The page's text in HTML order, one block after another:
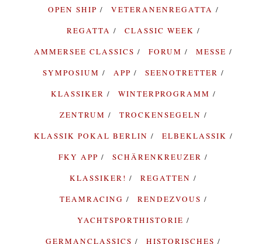
OPEN SHIP
VETERANENREGATTA
REGATTA
CLASSIC WEEK
AMMERSEE CLASSICS
FORUM
MESSE
SYMPOSIUM
APP
SEENOTRETTER
KLASSIKER
WINTERPROGRAMM
ZENTRUM
TROCKENSEGELN
KLASSIK POKAL BERLIN
ELBEKLASSIK
FKY APP
SCHÄRENKREUZER
KLASSIKER!
REGATTEN
TEAMRACING
RENDEZVOUS
YACHTSPORTHISTORIE
GERMANCLASSICS
HISTORISCHES